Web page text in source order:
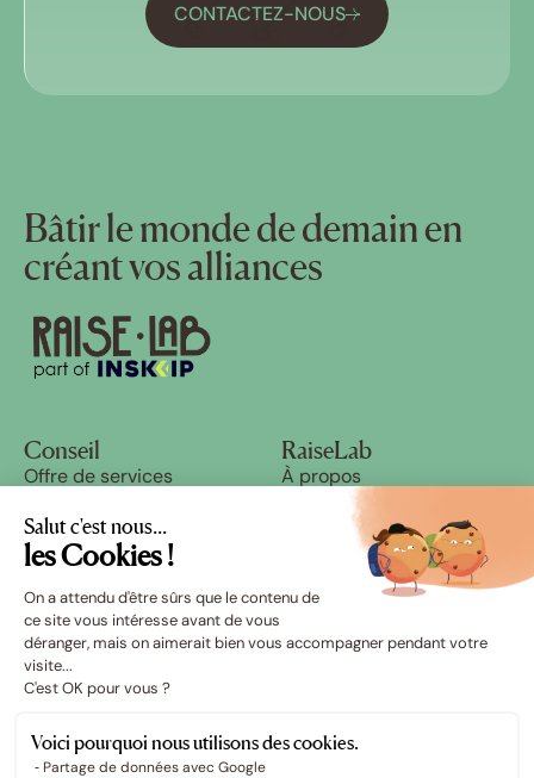
CONTACTEZ-NOUS
Bâtir le monde de demain en
créant vos alliances
Conseil
Offre de services
Ressources
Success stories
RaiseLab
À propos
Nous rejoindre
Écosystème
RAISE
Schoolab
Salut c'est nous...
les Cookies !
On a attendu d'être sûrs que le contenu de
ce site vous intéresse avant de vous
déranger, mais on aimerait bien vous accompagner pendant votre
visite...
C'est OK pour vous ?
Voici pourquoi nous utilisons des cookies.
Partage de données avec Google